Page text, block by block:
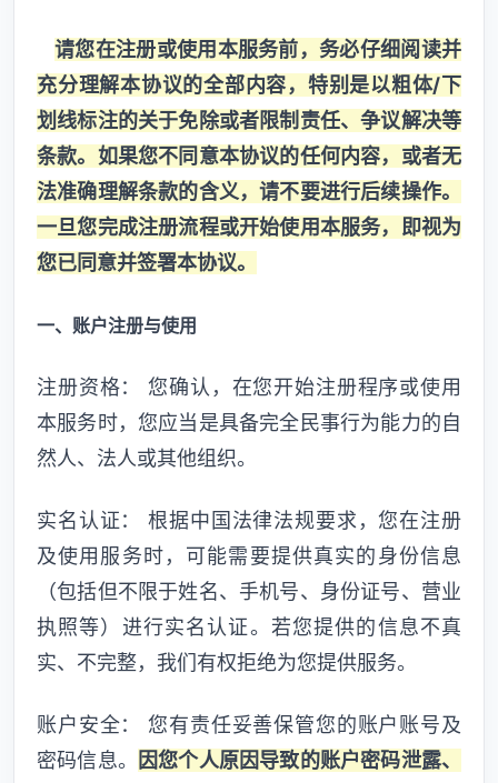
请您在注册或使用本服务前，务必仔细阅读并
充分理解本协议的全部内容，特别是以粗体/下
划线标注的关于免除或者限制责任、争议解决等
条款。如果您不同意本协议的任何内容，或者无
法准确理解条款的含义，请不要进行后续操作。
一旦您完成注册流程或开始使用本服务，即视为
您已同意并签署本协议。
一、账户注册与使用
注册资格： 您确认，在您开始注册程序或使用
本服务时，您应当是具备完全民事行为能力的自
然人、法人或其他组织。
实名认证： 根据中国法律法规要求，您在注册
及使用服务时，可能需要提供真实的身份信息
（包括但不限于姓名、手机号、身份证号、营业
执照等）进行实名认证。若您提供的信息不真
实、不完整，我们有权拒绝为您提供服务。
账户安全： 您有责任妥善保管您的账户账号及
密码信息。
因您个人原因导致的账户密码泄露、